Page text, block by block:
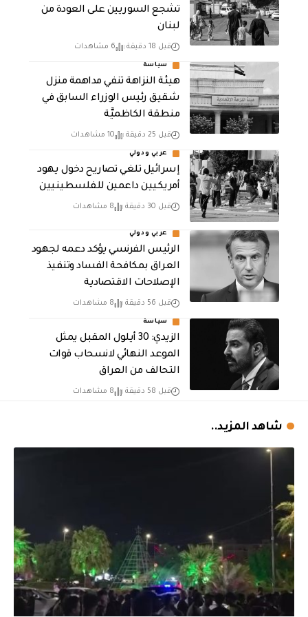
تشجع السوريين على العودة من
لبنان
قبل 18 دقيقة 6 مشاهدات
سياسة
هيئة النزاهة تنفي مداهمة منزل
شقيق رئيس الوزراء السابق في
منطقة الكاظميَّة
قبل 25 دقيقة 10 مشاهدات
عربي ودولي
إسرائيل تلغي تصاريح دخول يهود
أمريكيين داعمين للفلسطينيين
قبل 30 دقيقة 8 مشاهدات
عربي ودولي
الرئيس الفرنسي يؤكد دعمه لجهود
العراق بمكافحة الفساد وتنفيذ
الإصلاحات الاقتصادية
قبل 56 دقيقة 8 مشاهدات
سياسة
الزيدي: 30 أيلول المقبل يمثل
الموعد النهائي لانسحاب قوات
التحالف من العراق
قبل 58 دقيقة 8 مشاهدات
شاهد المزيد..